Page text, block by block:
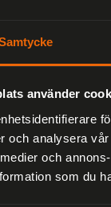
använder
och analysera
och
som du